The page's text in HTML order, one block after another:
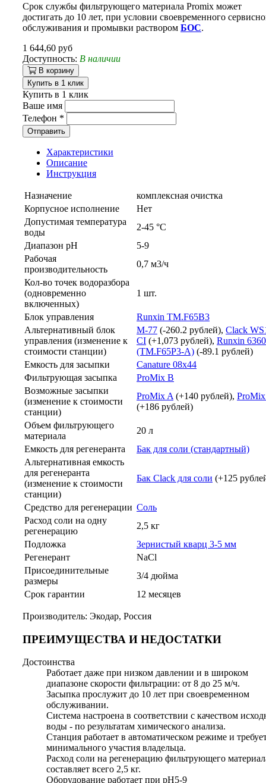
Срок службы фильтрующего материала Promix может
достигать до 10 лет, при условии своевременного
обслуживания и промывки раствором БОС.
1 644,60 руб
Доступность: В наличии
В корзину
Купить в 1 клик
Купить в 1 клик
Ваше имя
Телефон *
Отправить
Характеристики
Описание
Инструкция
Назначение
комплексная очистка
Корпусное исполнение
Нет
Допустимая температура
воды
2-45 °С
Диапазон pH
5-9
Рабочая
производительность
0,7 м3/ч
Кол-во точек водоразбора
(одновременно
включенных)
1 шт.
Блок управления
Runxin TM.F65B3
Альтернативный блок
управления (изменение к
стоимости станции)
M-77 (-260.2 рублей), Clack
CI (+1,073 рублей), Runxin
(TM.F65P3-A) (-89.1 рублей)
Емкость для засыпки
Canature 08х44
Фильтрующая засыпка
ProMix B
Возможные засыпки
(изменение к стоимости
станции)
ProMix A (+140 рублей),
(+186 рублей)
Объем фильтрующего
материала
20 л
Емкость для регенеранта
Бак для соли (стандартный)
Альтернативная емкость
для регенеранта
(изменение к стоимости
станции)
Бак Clack для соли (+125
Средство для регенерации Соль
Расход соли на одну
регенерацию
2,5 кг
Подложка
Зернистый кварц 3-5 мм
Регенерант
NaCl
Присоединительные
размеры
3/4 дюйма
Срок гарантии
12 месяцев
Производитель: Экодар, Россия
ПРЕИМУЩЕСТВА И НЕДОСТАТКИ
Достоинства
Работает даже при низком давлении и в широком
диапазоне скорости фильтрации: от 8 до 25 м/ч.
Засыпка прослужит до 10 лет при своевременном
обслуживании.
Система настроена в соответствии с качеством
воды - по результатам химического анализа.
Станция работает в автоматическом режиме и
минимального участия владельца.
Расход соли на регенерацию фильтрующего
составляет всего 2,5 кг.
Оборудование работает при pH5-9